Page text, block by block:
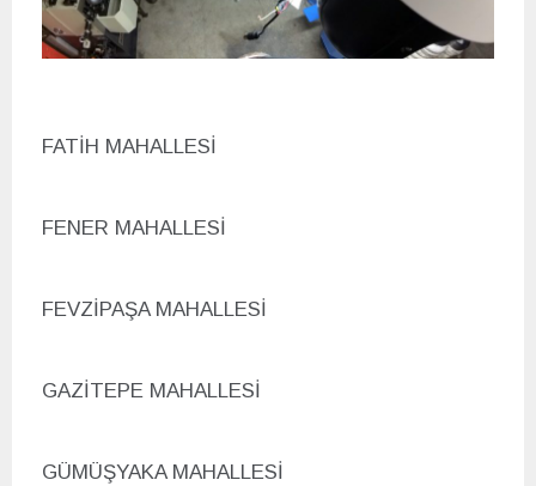
FATİH MAHALLESİ
FENER MAHALLESİ
FEVZİPAŞA MAHALLESİ
GAZİTEPE MAHALLESİ
GÜMÜŞYAKA MAHALLESİ